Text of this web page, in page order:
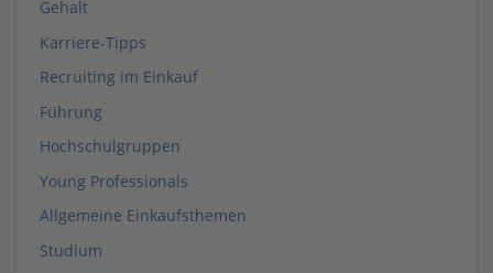
Gehalt
Karriere-Tipps
Recruiting im Einkauf
Führung
Hochschulgruppen
Young Professionals
Allgemeine Einkaufsthemen
Studium